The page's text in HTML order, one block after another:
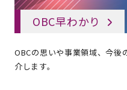
OBC早わかり
OBCの思いや事業領域、今後
介します。